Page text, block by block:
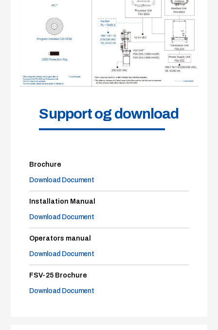
Support og download
Brochure
Download Document
Installation Manual
Download Document
Operators manual
Download Document
FSV-25 Brochure
Download Document